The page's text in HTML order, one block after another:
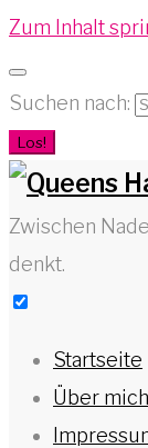
Zum Inhalt
Suchen nach:
Los!
Zwischen
denkt.
Startseite
Über mich